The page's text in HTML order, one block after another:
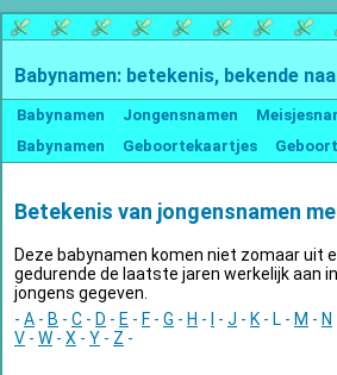
Babynamen: betekenis, bekende
Babynamen Jongensnamen
Babynamen
Geboortekaartjes
Betekenis van jongensnamen
Deze babynamen komen niet zomaar uit
gedurende de laatste jaren werkelijk aan
jongens gegeven.
- A - B - C - D - E - F - G - H - I - J - K - L - M - N
V - W - X - Y - Z -